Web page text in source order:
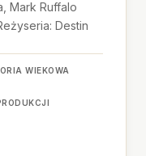
Mark Ruffalo
Destin
WIEKOWA